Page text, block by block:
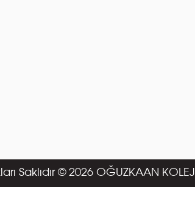
Saklıdır © 2026 OĞUZKAAN KOLEJİ